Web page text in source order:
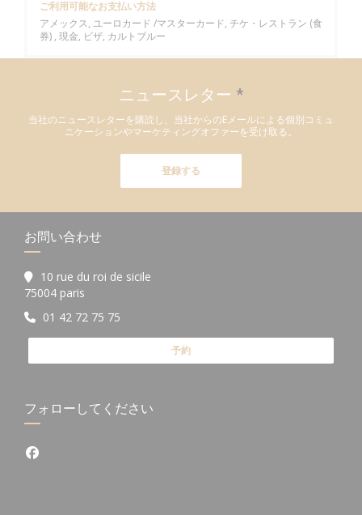
ご利用可能なお支払い方法
アメックス, ユーロカード /マスターカード, チケ・レストラン (食
券) , 現金, ビザ, カルトブルー
ニュースレター *
当社のニュースレターを購読し、当社からのEメールによる個別コミュ
ニケーションやマーケティングオファーを受け取る。
登録する
お問い合わせ
10 rue du roi de sicile
75004 paris
01 42 72 75 75
予約
フォローしてください
Facebook ((新しいウィンドウで開きます))